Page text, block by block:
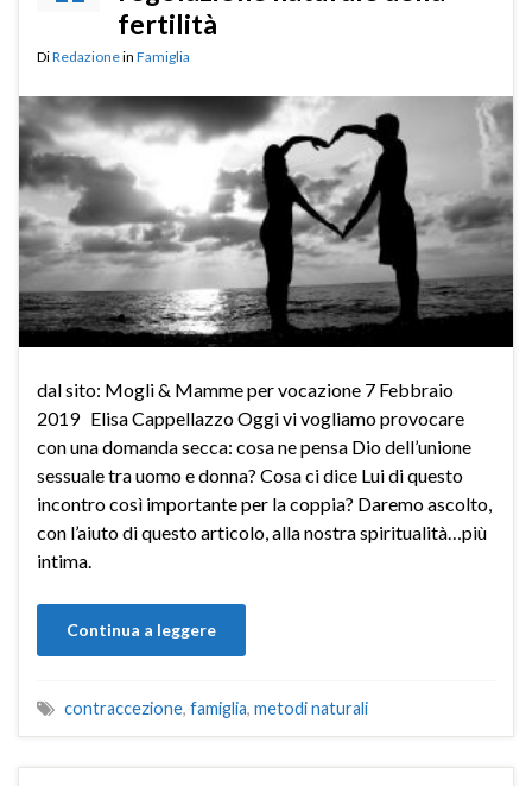
fertilità
DiRedazionein Famiglia
dal sito: Mogli & Mamme per vocazione 7 Febbraio
2019 Elisa Cappellazzo Oggi vi vogliamo provocare
con una domanda secca: cosa ne pensa Dio dell’unione
sessuale tra uomo e donna? Cosa ci dice Lui di questo
incontro così importante per la coppia? Daremo ascolto,
con l’aiuto di questo articolo, alla nostra spiritualità…più
intima.
Continua a leggere
contraccezione, famiglia, metodi naturali